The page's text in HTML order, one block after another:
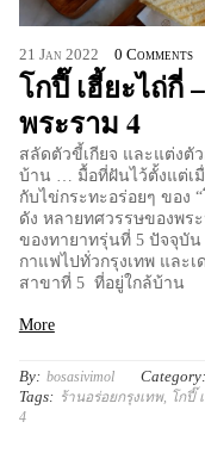
21 Jan 2022 0 Comments
โกปี๊ เฮี้ยะไถ่กี่
พระราม 4
สลัดตัวขี้เกียจ และแต่งตั
บ้าน … มื้อที่ฝันไว้ตั้งแต่เ
กับไข่กระทะอร่อยๆ ของ
ดัง หลายทศวรรษของพร
ของทายาทรุ่นที่ 5 ปัจจุบัน
กาแฟไปทั่วกรุงเทพ และ
สาขาที่ 5 ที่อยู่ใกล้บ้าน
More
By: bosasivimol Category:
Tags: ร้านอร่อยกรุงเทพ, โกปี๊
4